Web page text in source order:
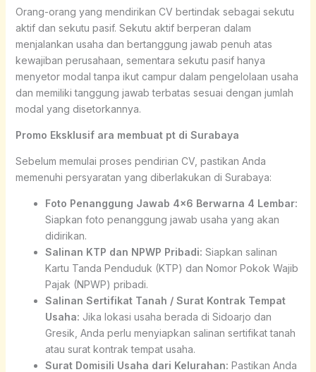
Orang-orang yang mendirikan CV bertindak sebagai sekutu
aktif dan sekutu pasif. Sekutu aktif berperan dalam
menjalankan usaha dan bertanggung jawab penuh atas
kewajiban perusahaan, sementara sekutu pasif hanya
menyetor modal tanpa ikut campur dalam pengelolaan usaha
dan memiliki tanggung jawab terbatas sesuai dengan jumlah
modal yang disetorkannya.
Promo Eksklusif ara membuat pt di Surabaya
Sebelum memulai proses pendirian CV, pastikan Anda
memenuhi persyaratan yang diberlakukan di Surabaya:
Foto Penanggung Jawab 4×6 Berwarna 4 Lembar:
Siapkan foto penanggung jawab usaha yang akan
didirikan.
Salinan KTP dan NPWP Pribadi: Siapkan salinan
Kartu Tanda Penduduk (KTP) dan Nomor Pokok Wajib
Pajak (NPWP) pribadi.
Salinan Sertifikat Tanah / Surat Kontrak Tempat
Usaha: Jika lokasi usaha berada di Sidoarjo dan
Gresik, Anda perlu menyiapkan salinan sertifikat tanah
atau surat kontrak tempat usaha.
Surat Domisili Usaha dari Kelurahan: Pastikan Anda